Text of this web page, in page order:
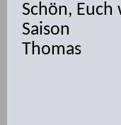
Schön,
Saison
Thomas